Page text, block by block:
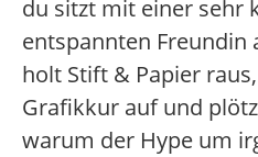
du sitzt mit einer sehr
entspannten Freundin
holt Stift & Papier
Grafikkur auf und
warum der Hype um